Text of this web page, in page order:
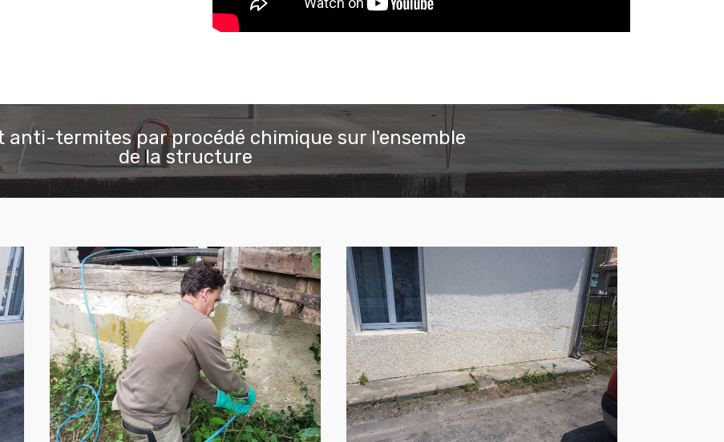
anti-termites par procédé chimique sur l'ensemble
de la structure